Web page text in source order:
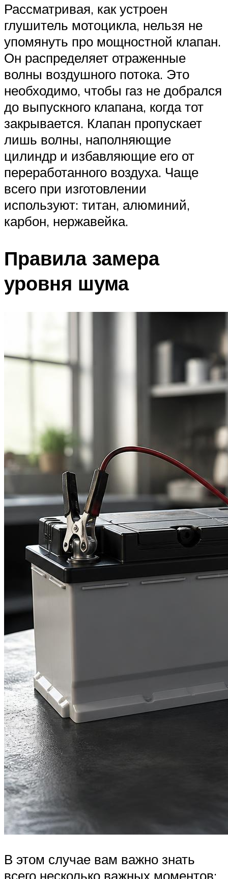
Рассматривая, как устроен
глушитель мотоцикла, нельзя не
упомянуть про мощностной клапан.
Он распределяет отраженные
волны воздушного потока. Это
необходимо, чтобы газ не добрался
до выпускного клапана, когда тот
закрывается. Клапан пропускает
лишь волны, наполняющие
цилиндр и избавляющие его от
переработанного воздуха. Чаще
всего при изготовлении
используют: титан, алюминий,
карбон, нержавейка.
Правила замера
уровня шума
В этом случае вам важно знать
всего несколько важных моментов: